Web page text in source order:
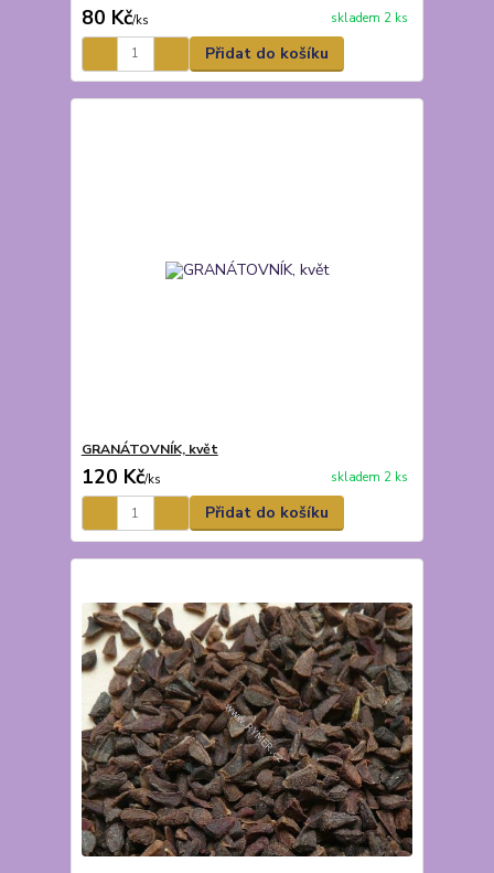
80 Kč/ks skladem 2 ks
Přidat do košíku
GRANÁTOVNÍK, květ
120 Kč/ks skladem 2 ks
Přidat do košíku